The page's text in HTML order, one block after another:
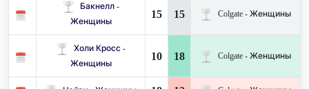
Бакнелл -
Женщины
15 15 Colgate - Женщины
Холи Кросс -
Женщины
10 18 Colgate - Женщины